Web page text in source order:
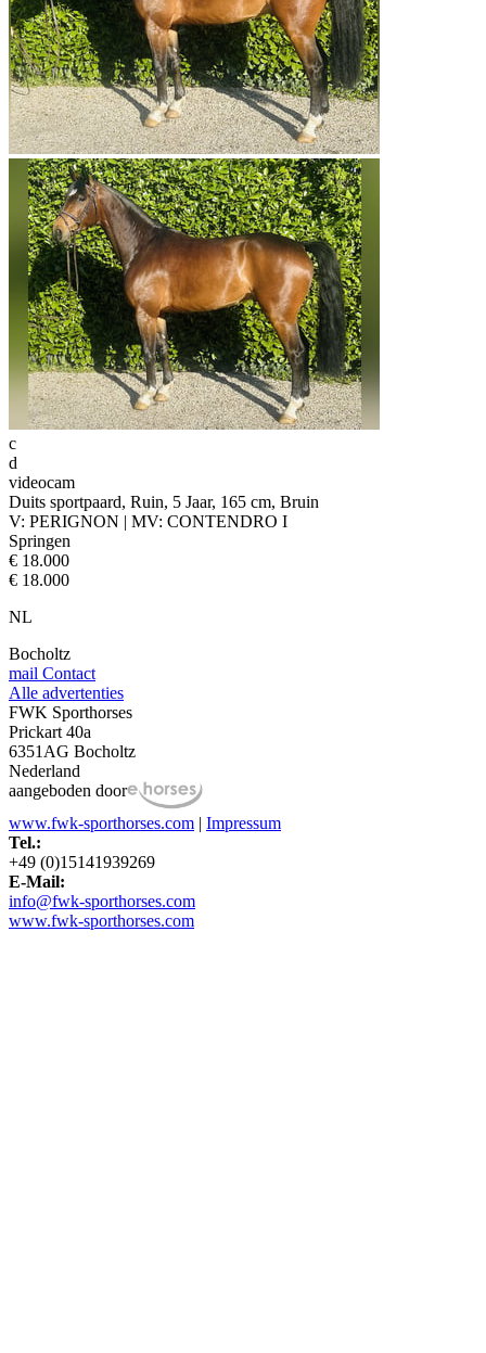
c
d
videocam
Duits sportpaard, Ruin, 5 Jaar, 165 cm, Bruin
V: PERIGNON | MV: CONTENDRO I
Springen
€ 18.000
€ 18.000
NL
Bocholtz
mail Contact
Alle advertenties
FWK Sporthorses
Prickart 40a
6351AG Bocholtz
Nederland
aangeboden door
www.fwk-sporthorses.com | Impressum
Tel.:
+49 (0)15141939269
E-Mail:
info@fwk-sporthorses.com
www.fwk-sporthorses.com